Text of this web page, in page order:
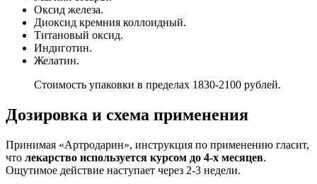
Оксид железа.
Диоксид кремния коллоидный.
Титановый оксид.
Индиготин.
Желатин.
Стоимость упаковки в пределах 1830-2100 рублей.
Дозировка и схема применения
Принимая «Артродарин», инструкция по применению гласит,
что лекарство используется курсом до 4-х месяцев.
Ощутимое действие наступает через 2-3 недели.